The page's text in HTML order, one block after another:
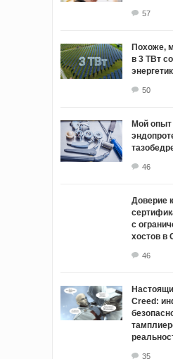
57
Похоже,
в 3 ТВт
50
Мой опыт
46
Доверие
с
хостов в
46
Creed:
35